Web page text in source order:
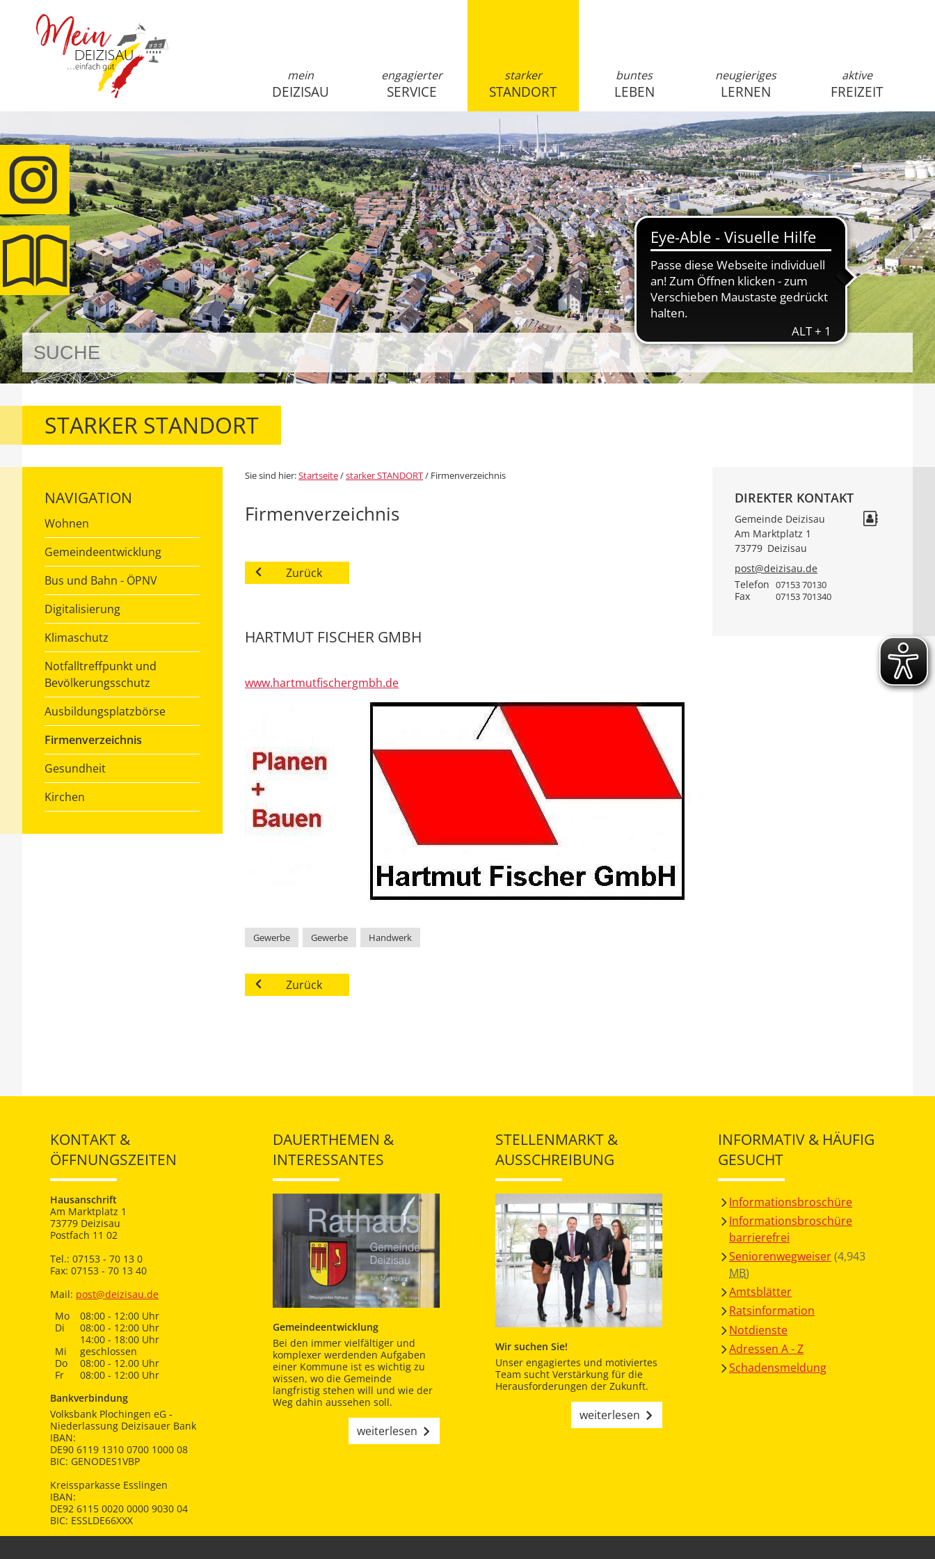
anmelden
mein
DEIZISAU
engagierter
SERVICE
starker
STANDORT
buntes
LEBEN
neugieriges
LERNEN
aktive
FREIZEIT
STARKER STANDORT
NAVIGATION
Wohnen
Gemeindeentwicklung
Bus und Bahn - ÖPNV
Digitalisierung
Klimaschutz
Notfalltreffpunkt und
Bevölkerungsschutz
Ausbildungsplatzbörse
Firmenverzeichnis
Gesundheit
Kirchen
Sie sind hier:Startseite/starker STANDORT/ Firmenverzeichnis
Firmenverzeichnis
Zurück
HARTMUT FISCHER GMBH
www.hartmutfischergmbh.de
Gewerbe Gewerbe Handwerk
Zurück
DIREKTER KONTAKT
Gemeinde Deizisau
Am Marktplatz 1
73779 Deizisau
post@deizisau.de
Telefon 07153 70130
Fax 07153 701340
KONTAKT &
ÖFFNUNGSZEITEN
Hausanschrift
Am Marktplatz 1
73779 Deizisau
Postfach 11 02
Tel.: 07153 - 70 13 0
Fax: 07153 - 70 13 40
Mail: post@deizisau.de
Mo
08:00 - 12:00 Uhr
Di
08:00 - 12:00 Uhr
14:00 - 18:00 Uhr
Mi
geschlossen
Do
08:00 - 12.00 Uhr
Fr
08:00 - 12:00 Uhr
Bankverbindung
Volksbank Plochingen eG -
Niederlassung Deizisauer Bank
IBAN:
DE90 6119 1310 0700 1000 08
BIC: GENODES1VBP
Kreissparkasse Esslingen
IBAN:
DE92 6115 0020 0000 9030 04
BIC: ESSLDE66XXX
DAUERTHEMEN &
INTERESSANTES
Gemeindeentwicklung
Bei den immer vielfältiger und
komplexer werdenden Aufgaben
einer Kommune ist es wichtig zu
wissen, wo die Gemeinde
langfristig stehen will und wie der
Weg dahin aussehen soll.
weiterlesen
STELLENMARKT &
AUSSCHREIBUNG
Wir suchen Sie!
Unser engagiertes und motiviertes
Team sucht Verstärkung für die
Herausforderungen der Zukunft.
weiterlesen
INFORMATIV & HÄUFIG
GESUCHT
Informationsbroschüre
Informationsbroschüre
barrierefrei
Seniorenwegweiser(4,943
MB)
Amtsblätter
Ratsinformation
Notdienste
Adressen A - Z
Schadensmeldung